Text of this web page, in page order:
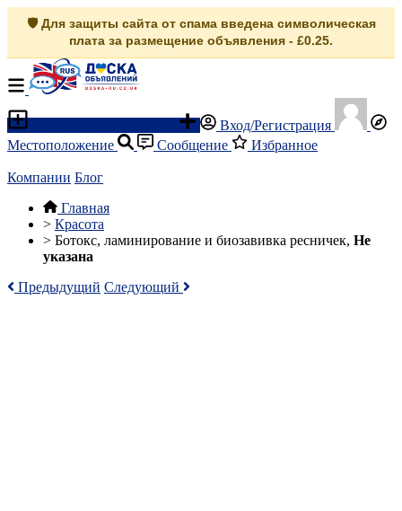
🛡️ Для защиты сайта от спама введена символическая
плата за размещение объявления - £0.25.
Вход/Регистрация
Местоположение
Сообщение Избранное
Компании Блог
Главная
> Красота
> Ботокс, ламинирование и биозавивка ресничек, Не
указана
Предыдущий Следующий